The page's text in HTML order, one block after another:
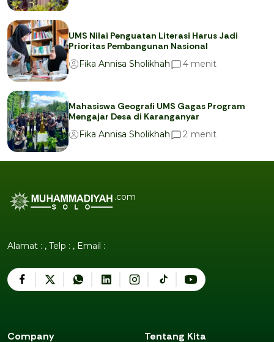
UMS Nilai Penguatan Literasi Harus Jadi
Prioritas Pembangunan Nasional
Fika Annisa Sholikhah
4 menit
Mahasiswa Geografi UMS Gagas Program
Mengajar Desa di Karanganyar
Fika Annisa Sholikhah
2 menit
.com
Alamat : , Telp : , Email :
Company Tentang Kita